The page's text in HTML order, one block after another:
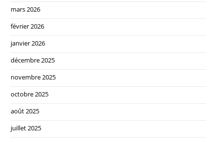
mars 2026
février 2026
janvier 2026
décembre 2025
novembre 2025
octobre 2025
août 2025
juillet 2025